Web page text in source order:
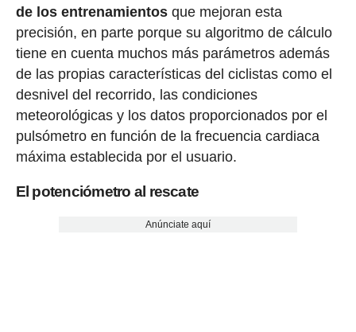
de los entrenamientosque mejoran esta
precisión, en parte porque su algoritmo de cálculo
tiene en cuenta muchos más parámetros además
de las propias características del ciclistas como el
desnivel del recorrido, las condiciones
meteorológicas y los datos proporcionados por el
pulsómetro en función de la frecuencia cardiaca
máxima establecida por el usuario.
El potenciómetro al rescate
Anúnciate aquí